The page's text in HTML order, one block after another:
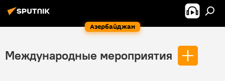
Азербайджан
Международные мероприятия